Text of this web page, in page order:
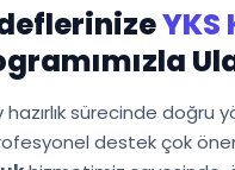
YKS
hazırlık sürecinde doğru
destek çok